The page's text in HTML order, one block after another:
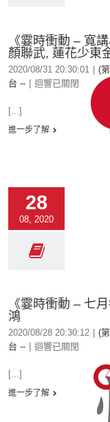
《霎時衝動 – 寬
顏聯武, 蓮花少東
2020/08/31 20:30:01 (
台 --
迴響已關閉
[...]
進一步了解
28
08, 2020
《霎時衝動 – 七
鴻
2020/08/28 20:30:12 (
台 --
迴響已關閉
[...]
進一步了解